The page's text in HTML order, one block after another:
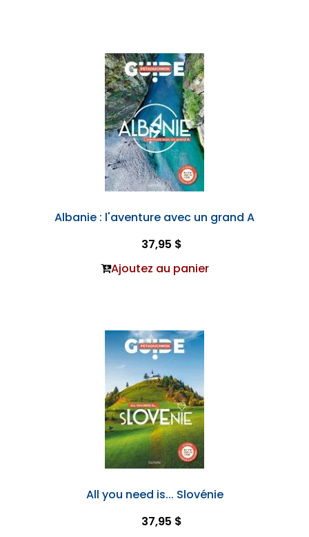
Albanie : l'aventure avec un grand A
37,95 $
Ajoutez au panier
All you need is... Slovénie
37,95 $